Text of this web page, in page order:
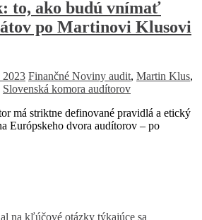
to, ako budú vnímať
po Martinovi Klusovi
2023 Finančné Noviny audit, Martin Klus,
Slovenská komora audítorov
má striktne definované pravidlá a etický
Európskeho dvora audítorov – po